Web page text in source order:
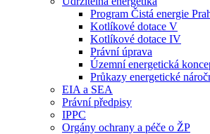
Program Čistá energie
Kotlíkové dotace V
Kotlíkové dotace IV
Právní úprava
Územní energetická
Průkazy energetické
EIA a SEA
Právní předpisy
IPPC
Orgány ochrany a péče o ŽP